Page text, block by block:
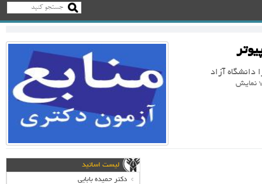
دانشگاه آزاد
لیست اساتید
دکتر حمیده بابایی